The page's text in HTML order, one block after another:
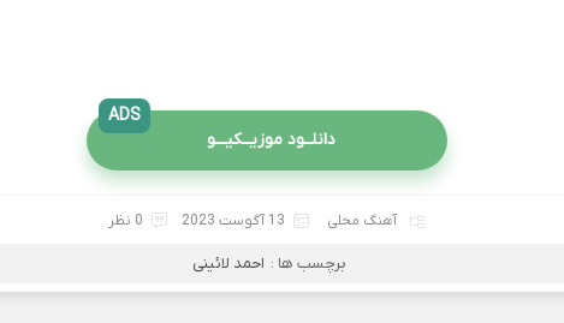
دانلــود موزیــکیـــو
ADS
آهنگ محلی 13 آگوست 2023 0 نظر
برچسب ها : احمد لائینی